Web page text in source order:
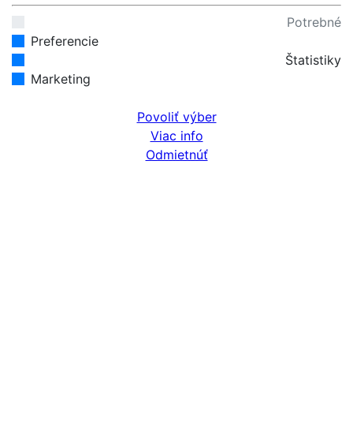
Potrebné
Preferencie
Štatistiky
Marketing
Povoliť výber
Viac info
Odmietnúť